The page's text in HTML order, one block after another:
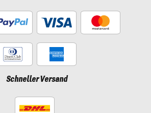
Schneller Versand